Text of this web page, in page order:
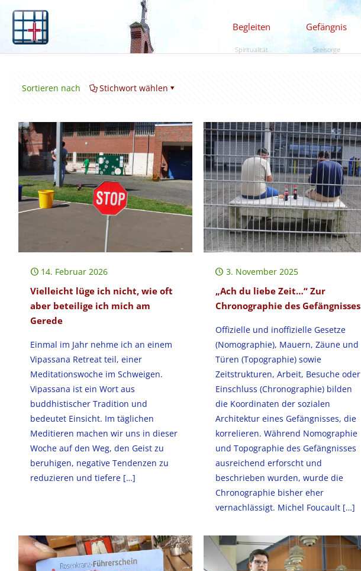
Begleiten
Spiritualität
Gefängnis
Seelsorge
Sortieren nach Stichwort wählen
14. Februar 2026
Vielleicht lüge ich nicht, wie oft
aber beteilige ich mich am
Gerede
Einmal im Jahr nehme ich an einem
Vipassana Retreat teil, einer
Meditationswoche im Schweigen.
Vipassana ist ein Wort aus
buddhistischer Tradition und
bedeutet Einsicht. Im täglichen
Meditieren machen wir uns in dieser
Woche auf den Weg, den Geist zu
beruhigen, negative Tendenzen zu
reduzieren und tiefere […]
3. November 2025
„Ach du liebe Zeit…“ Zur
Chronographie des Gefängnisses
Offizielle und inoffizielle Gesetze
(Nomographie), Mauern, Zäune und
Türen (Topographie) sowie
Zeitstrukturen, Arbeit, Besuche oder
Einschluss (Chronographie) bilden
die Koordinaten der sozialen
Architektur eines Gefängnisses, die
korrelieren. Während Nomographie
und Topographie des Gefängnisses
ausreichend erforscht und
beschrieben wurden, wurde die
Chronographie bisher eher
vernachlässigt. Michel Foucault[…]